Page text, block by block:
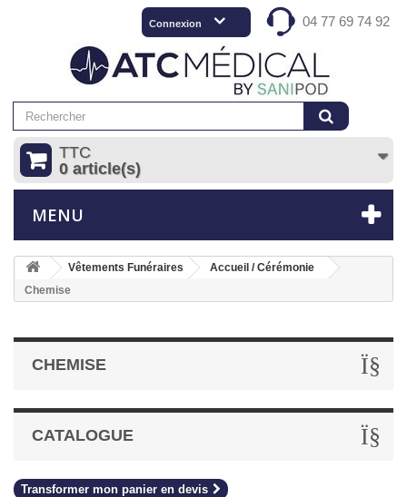
04 77 69 74 92
Connexion
TTC
0 article(s)
MENU
Vêtements Funéraires
Accueil / Cérémonie
Chemise
CHEMISE
CATALOGUE
Transformer mon panier en devis